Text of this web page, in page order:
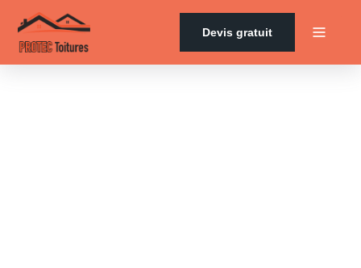
Devis gratuit